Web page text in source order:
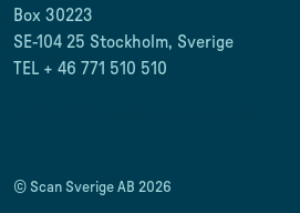
Box 30223
SE-104 25 Stockholm, Sverige
TEL + 46 771 510 510
© Scan Sverige AB 2026